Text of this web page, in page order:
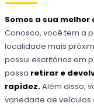
Somos a sua
Conosco, você tem a
localidade mais
possui escritórios em
possa retirar e
rapidez.Além disso,
variedade de veículos